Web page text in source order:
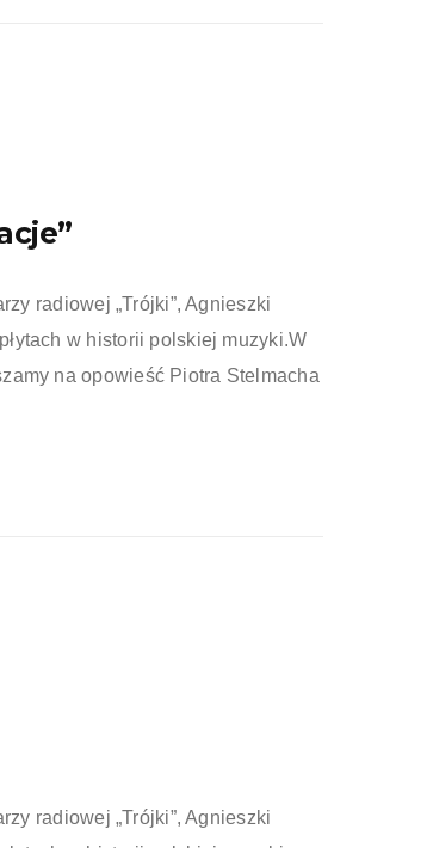
radiowej „Trójki”, Agnieszki
w historii polskiej muzyki.W
na opowieść Piotra Stelmacha
radiowej „Trójki”, Agnieszki